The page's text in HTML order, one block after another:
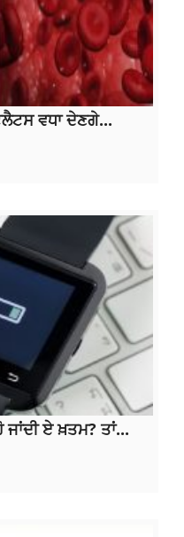
ਵਧਾ ਦੇਣਗੇ...
ਜਾਂਦੀ ਏ ਖ਼ਤਮ? ਤਾਂ...